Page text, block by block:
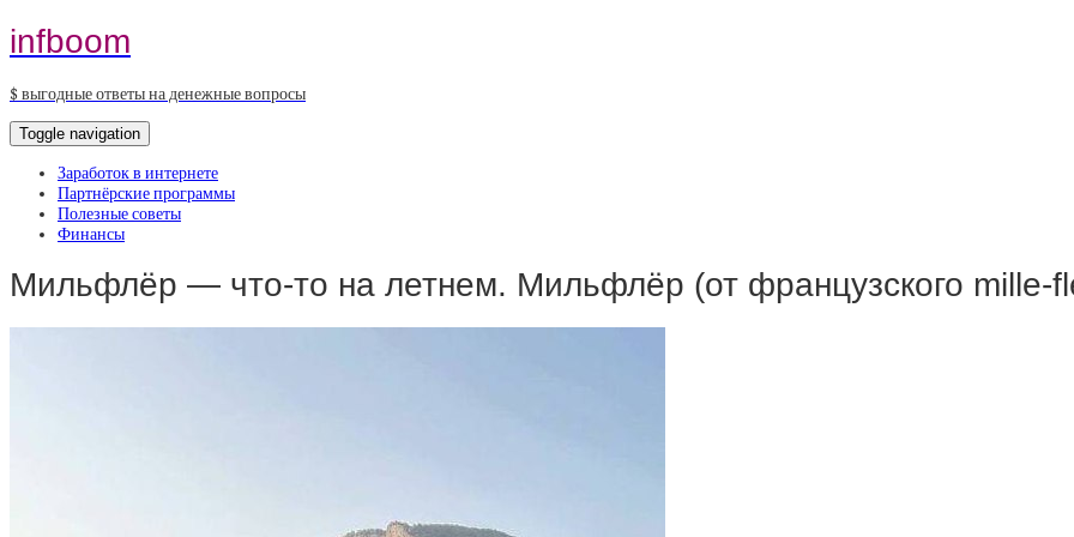
infboom
$ выгодные ответы на денежные вопросы
Toggle navigation
Заработок в интернете
Партнёрские программы
Полезные советы
Финансы
Мильфлёр — что-то на летнем. Мильфлёр (от французского